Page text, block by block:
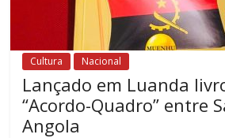
Cultura Nacional
Lançado em Luanda
“Acordo-Quadro” entre
Angola